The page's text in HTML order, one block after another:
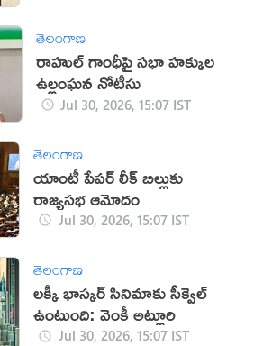
తెలంగాణ
రాహుల్ గాంధీపై సభా హక్కుల
ఉల్లంఘన నోటీసు
Jul 30, 2026, 15:07 IST
తెలంగాణ
యాంటీ పేపర్ లీక్ బిల్లుకు
రాజ్యసభ ఆమోదం
Jul 30, 2026, 15:07 IST
తెలంగాణ
లక్కీ భాస్కర్ సినిమాకు సీక్వెల్
ఉంటుంది: వెంకీ అట్లూరి
Jul 30, 2026, 15:07 IST